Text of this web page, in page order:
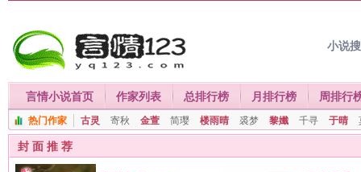
小说
言情小说首页 作家列表 总排行榜 月排行榜 周排行
热门作家 古灵 寄秋 金萱 简璎 楼雨晴 裘梦 黎孅 千寻 于晴
封 面 推 荐